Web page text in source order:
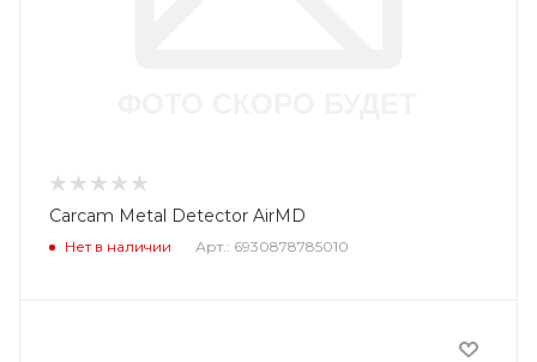
Carcam Metal Detector AirMD
Нет в наличии Арт.: 6930878785010